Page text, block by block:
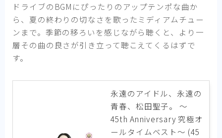
ドライブのBGMにぴったりのアップテンポな曲か
ら、夏の終わりの切なさを歌ったミディアムチュー
ンまで。季節の移ろいを感じながら聴くと、より一
層その曲の良さが引き立って聴こえてくるはずで
す。
永遠のアイドル、永遠の
青春、松田聖子。 ～
45th Anniversary 究極オ
ールタイムベスト～ (45